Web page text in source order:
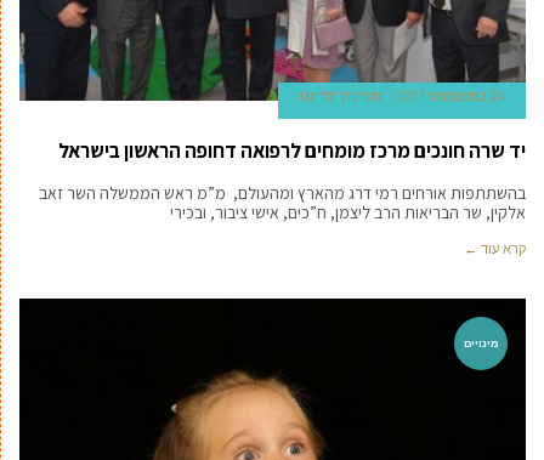
24 בספטמבר 2017 מערכת 'מדינט'
יד שרה חונכים מרכז מומחים לרפואה דחופה הראשון בישראל
בהשתתפות אורחים רמי דרג מהארץ ומהעולם, מ”מ ראש הממשלה השר זאב
אלקין, שר הבריאות הרב ליצמן, ח”כים, אישי ציבור, ובכירי
קרא עוד ←
מינויים